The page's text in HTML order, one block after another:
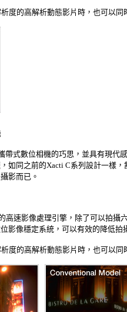
度的高解析動態影片時，也可以
帶式數位相機的巧思，並具有現
如同之前的Xacti C系列設計一樣
影而已。
高速影像處理引擎，除了可以拍攝
影像穩定系統，可以有效的降低
度的高解析動態影片時，也可以